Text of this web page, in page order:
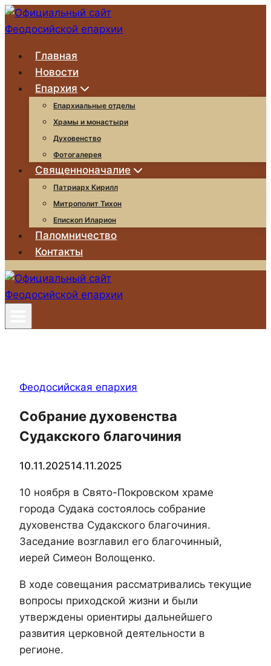
Главная
Новости
Епархия
Епархиальные отделы
Храмы и монастыри
Духовенство
Фотогалерея
Священноначалие
Патриарх Кирилл
Митрополит Тихон
Епископ Иларион
Паломничество
Контакты
Феодосийская епархия
Собрание духовенства
Судакского благочиния
10.11.202514.11.2025
10 ноября в Свято-Покровском храме
города Судака состоялось собрание
духовенства Судакского благочиния.
Заседание возглавил его благочинный,
иерей Симеон Волощенко.
В ходе совещания рассматривались текущие
вопросы приходской жизни и были
утверждены ориентиры дальнейшего
развития церковной деятельности в
регионе.